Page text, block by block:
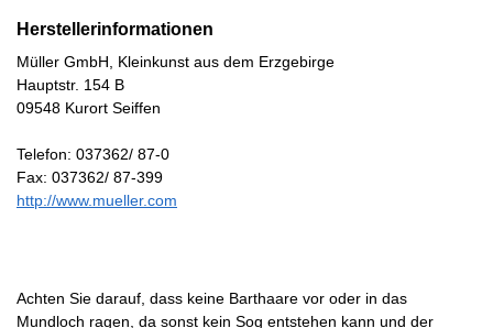
Herstellerinformationen
Müller GmbH, Kleinkunst aus dem Erzgebirge
Hauptstr. 154 B
09548 Kurort Seiffen
Telefon: 037362/ 87-0
Fax: 037362/ 87-399
http://www.mueller.com
Achten Sie darauf, dass keine Barthaare vor oder in das
Mundloch ragen, da sonst kein Sog entstehen kann und der